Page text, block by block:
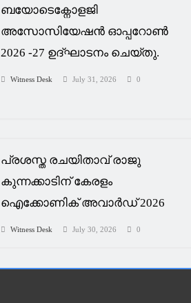
ബയോടെക്നോളജി
അസോസിയേഷൻ ഓപ്പറോൺ
2026 -27 ഉദ്ഘാടനം ചെയ്തു.
Witness Desk July 31, 2026 0
പ്രശസ്ത രചയിതാവ് രാജു
കുന്നക്കാടിന് കേരളം
ഐക്കോണിക് അവാർഡ് 2026
Witness Desk July 30, 2026 0